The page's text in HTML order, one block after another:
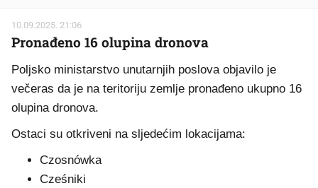
10.09.2025. 21:06
Pronađeno 16 olupina dronova
Poljsko ministarstvo unutarnjih poslova objavilo je
večeras da je na teritoriju zemlje pronađeno ukupno 16
olupina dronova.
Ostaci su otkriveni na sljedećim lokacijama:
Czosnówka
Cześniki